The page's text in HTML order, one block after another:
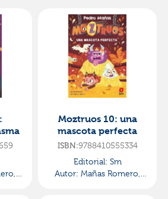
Moztruos 10: una
mascota perfecta
ISBN:9788410555334
Editorial: Sm
Autor: Mañas Romero,